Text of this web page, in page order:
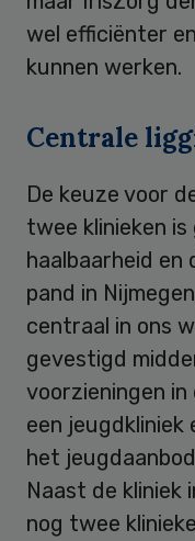
wel efficiënter
kunnen werken.
Centrale
De keuze voor
twee klinieken
haalbaarheid en
pand in
centraal in ons
gevestigd
voorzieningen
een jeugdkliniek
het
Naast de kliniek
nog twee